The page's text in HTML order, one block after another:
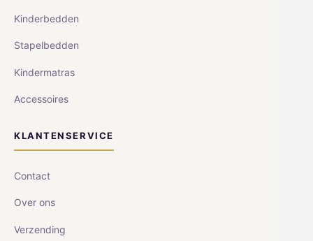
Kinderbedden
Stapelbedden
Kindermatras
Accessoires
KLANTENSERVICE
Contact
Over ons
Verzending